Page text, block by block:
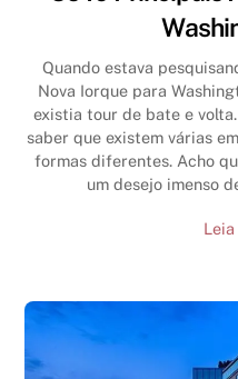
Quando estava
Nova Iorque para
existia tour de bate e
saber que existem várias
formas diferentes. Acho
um desejo imenso